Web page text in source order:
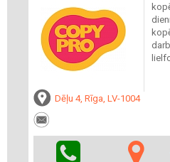
Dēļu 4, Rīga, LV-1004